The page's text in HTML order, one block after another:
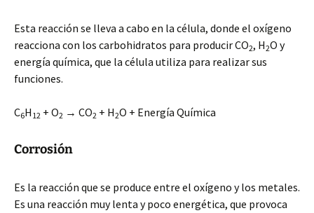
Esta reacción se lleva a cabo en la célula, donde el oxígeno
reacciona con los carbohidratos para producir CO2, H2O y
energía química, que la célula utiliza para realizar sus
funciones.
C6H 12 + O2 → CO2 + H2O + Energía Química
Corrosión
Es la reacción que se produce entre el oxígeno y los metales.
Es una reacción muy lenta y poco energética, que provoca